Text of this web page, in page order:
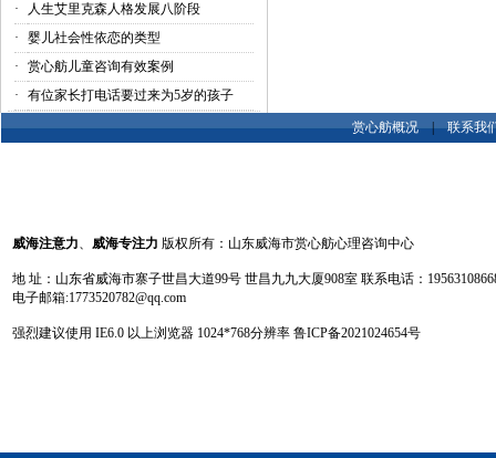
·
人生艾里克森人格发展八阶段
·
婴儿社会性依恋的类型
·
赏心舫儿童咨询有效案例
·
有位家长打电话要过来为5岁的孩子
赏心舫概况|联系我
威海注意力、 威海专注力 版权所有：山东威海市赏心舫心理咨询中心
地 址：山东省威海市寨子世昌大道99号 世昌九九大厦908室 联系电话：
电子邮箱:1773520782@qq.com
强烈建议使用 IE6.0 以上浏览器 1024*768分辨率 鲁ICP备2021024654号